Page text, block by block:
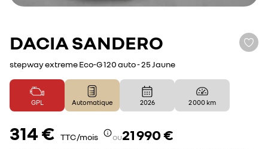
DACIASANDERO
stepway extreme Eco-G 120 auto - 25 Jaune
GPL Automatique 2026 2 000 km
314 € TTC /mois ou21 990 €